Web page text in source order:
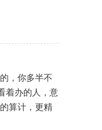
，你多半不
着办的人，意
算计，更精